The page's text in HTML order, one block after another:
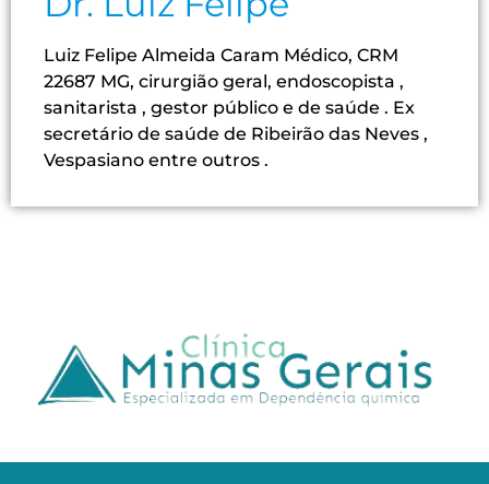
Luiz Felipe Almeida Caram Médico, CRM
22687 MG, cirurgião geral, endoscopista ,
sanitarista , gestor público e de saúde . Ex
secretário de saúde de Ribeirão das Neves ,
Vespasiano entre outros .